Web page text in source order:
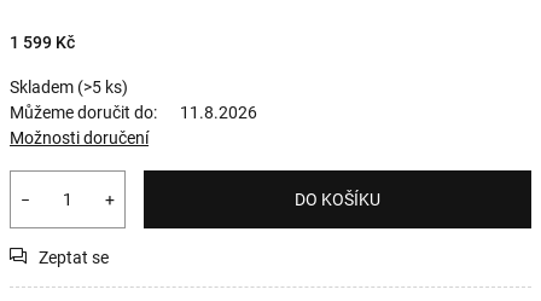
1 599 Kč
Skladem (>5 ks)
Můžeme doručit do:
11.8.2026
Možnosti doručení
+
− DO KOŠÍKU
Zeptat se